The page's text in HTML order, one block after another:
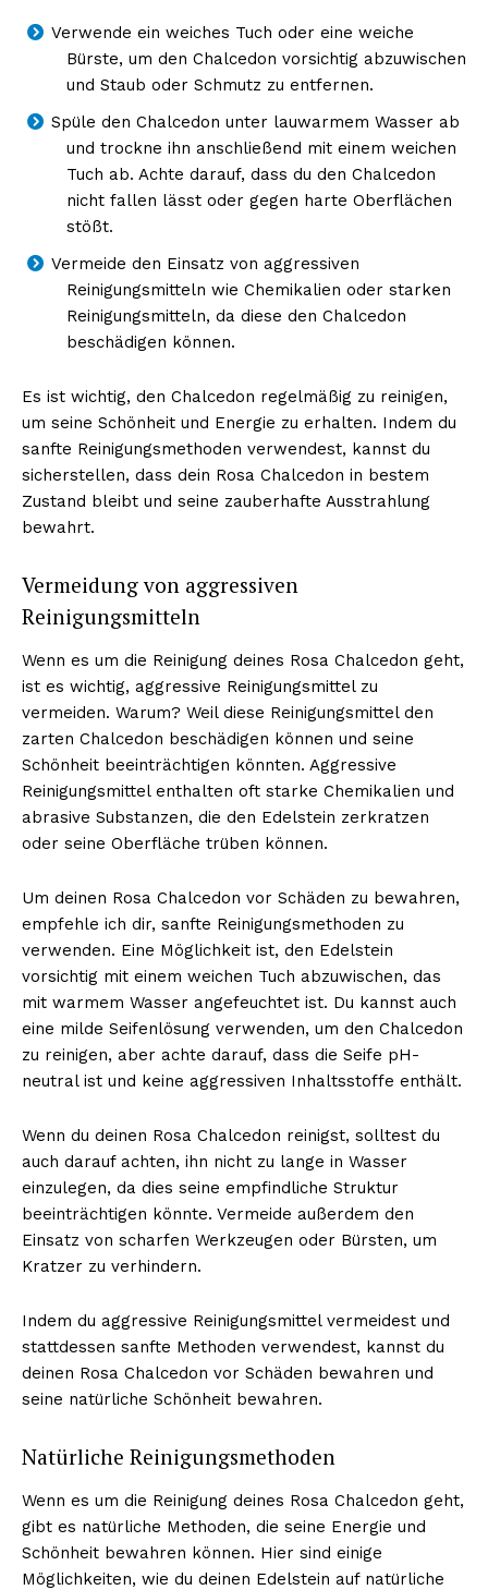
Verwende ein weiches Tuch oder eine weiche
Bürste, um den Chalcedon vorsichtig abzuwischen
und Staub oder Schmutz zu entfernen.
Spüle den Chalcedon unter lauwarmem Wasser ab
und trockne ihn anschließend mit einem weichen
Tuch ab. Achte darauf, dass du den Chalcedon
nicht fallen lässt oder gegen harte Oberflächen
stößt.
Vermeide den Einsatz von aggressiven
Reinigungsmitteln wie Chemikalien oder starken
Reinigungsmitteln, da diese den Chalcedon
beschädigen können.
Es ist wichtig, den Chalcedon regelmäßig zu reinigen,
um seine Schönheit und Energie zu erhalten. Indem du
sanfte Reinigungsmethoden verwendest, kannst du
sicherstellen, dass dein Rosa Chalcedon in bestem
Zustand bleibt und seine zauberhafte Ausstrahlung
bewahrt.
Vermeidung von aggressiven
Reinigungsmitteln
Wenn es um die Reinigung deines Rosa Chalcedon geht,
ist es wichtig, aggressive Reinigungsmittel zu
vermeiden. Warum? Weil diese Reinigungsmittel den
zarten Chalcedon beschädigen können und seine
Schönheit beeinträchtigen könnten. Aggressive
Reinigungsmittel enthalten oft starke Chemikalien und
abrasive Substanzen, die den Edelstein zerkratzen
oder seine Oberfläche trüben können.
Um deinen Rosa Chalcedon vor Schäden zu bewahren,
empfehle ich dir, sanfte Reinigungsmethoden zu
verwenden. Eine Möglichkeit ist, den Edelstein
vorsichtig mit einem weichen Tuch abzuwischen, das
mit warmem Wasser angefeuchtet ist. Du kannst auch
eine milde Seifenlösung verwenden, um den Chalcedon
zu reinigen, aber achte darauf, dass die Seife pH-
neutral ist und keine aggressiven Inhaltsstoffe enthält.
Wenn du deinen Rosa Chalcedon reinigst, solltest du
auch darauf achten, ihn nicht zu lange in Wasser
einzulegen, da dies seine empfindliche Struktur
beeinträchtigen könnte. Vermeide außerdem den
Einsatz von scharfen Werkzeugen oder Bürsten, um
Kratzer zu verhindern.
Indem du aggressive Reinigungsmittel vermeidest und
stattdessen sanfte Methoden verwendest, kannst du
deinen Rosa Chalcedon vor Schäden bewahren und
seine natürliche Schönheit bewahren.
Natürliche Reinigungsmethoden
Wenn es um die Reinigung deines Rosa Chalcedon geht,
gibt es natürliche Methoden, die seine Energie und
Schönheit bewahren können. Hier sind einige
Möglichkeiten, wie du deinen Edelstein auf natürliche